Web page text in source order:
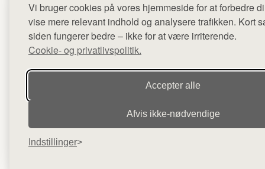
Vi bruger cookies på vores hjemmeside for at forbedre
vise mere relevant indhold og analysere trafikken. Kort
siden fungerer bedre – ikke for at være irriterende.
Cookie- og privatlivspolitik.
Accepter alle
Afvis ikke‑nødvendige
Indstillinger